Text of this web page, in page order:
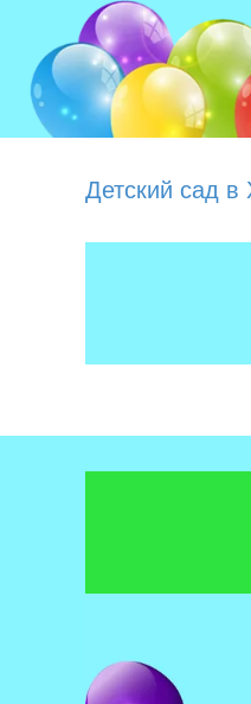
Детский сад в